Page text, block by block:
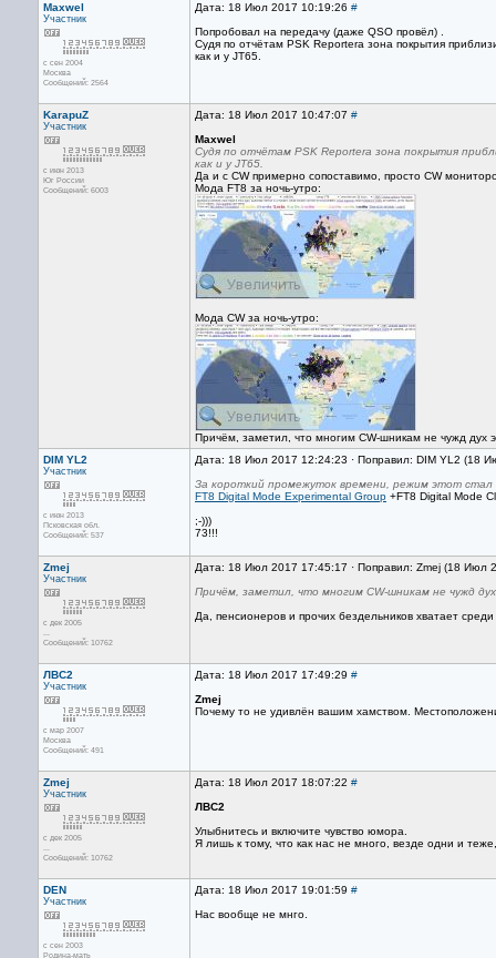
Maxwel
Участник
с сен 2004
Москва
Сообщений: 2564
Дата: 18 Июл 2017 10:19:26 #
Попробовал на передачу (даже QSO провёл) .
Судя по отчётам PSK Reportera зона покрытия
как и у JT65.
KarapuZ
Участник
с июн 2013
Юг России
Сообщений: 6003
Дата: 18 Июл 2017 10:47:07 #
Maxwel
Судя по отчётам PSK Reportera зона покрытия
как и у JT65.
Да и с CW примерно сопоставимо, просто CW
Мода FT8 за ночь-утро:
Мода CW за ночь-утро:
Причём, заметил, что многим CW-шникам не чужд дух
DIM YL2
Участник
с июн 2013
Псковская обл.
Сообщений: 537
Дата: 18 Июл 2017 12:24:23 · Поправил: DIM YL2 (18
За короткий промежуток времени, режим этот стал
FT8 Digital Mode Experimental Group +FT8 Digital Mode
;-)))
73!!!
Zmej
Участник
с дек 2005
...
Сообщений: 10762
Дата: 18 Июл 2017 17:45:17 · Поправил: Zmej (18 Июл
Причём, заметил, что многим CW-шникам не чужд
Да, пенсионеров и прочих бездельников хватает
ЛВС2
Участник
с мар 2007
Москва
Сообщений: 491
Дата: 18 Июл 2017 17:49:29 #
Zmej
Почему то не удивлён вашим хамством.
Zmej
Участник
с дек 2005
...
Сообщений: 10762
Дата: 18 Июл 2017 18:07:22 #
ЛВС2
Улыбнитесь и включите чувство юмора.
Я лишь к тому, что как нас не много, везде одни и
DEN
Участник
с сен 2003
Родина-мать
Дата: 18 Июл 2017 19:01:59 #
Нас вообще не мнго.